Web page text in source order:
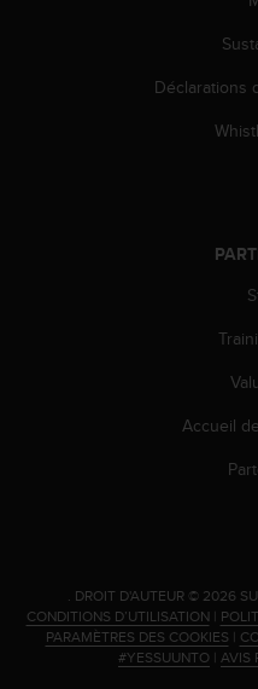
Déclarations
Accueil
. DROIT D'AUTEUR © 2026
CONDITIONS D’UTILISATION|
PARAMÈTRES DES COOKIES |
#YESSUUNTO | AVIS